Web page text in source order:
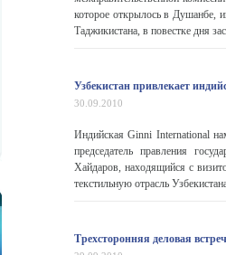
которое открылось в Душанбе,
Таджикистана, в повестке дня
Узбекистан привлекает
30.09.2010
Индийская Ginni International
председатель правления
Хайдаров, находящийся с
текстильную отрасль
Трехсторонняя деловая